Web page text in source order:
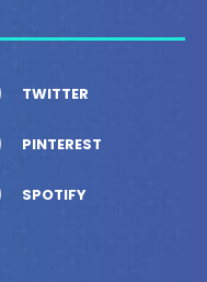
TWITTER
PINTEREST
SPOTIFY